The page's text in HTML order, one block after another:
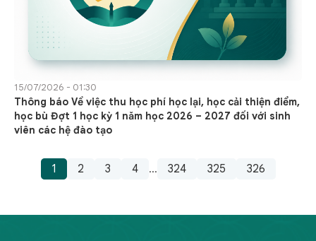
15/07/2026 - 01:30
Thông báo Về việc thu học phí học lại, học cải thiện điểm,
học bù Đợt 1 học kỳ 1 năm học 2026 – 2027 đối với sinh
viên các hệ đào tạo
1 2 3 4 ... 324 325 326